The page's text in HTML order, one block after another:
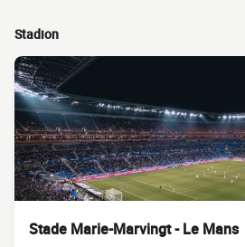
Stadion
Stade Marie-Marvingt - Le Mans